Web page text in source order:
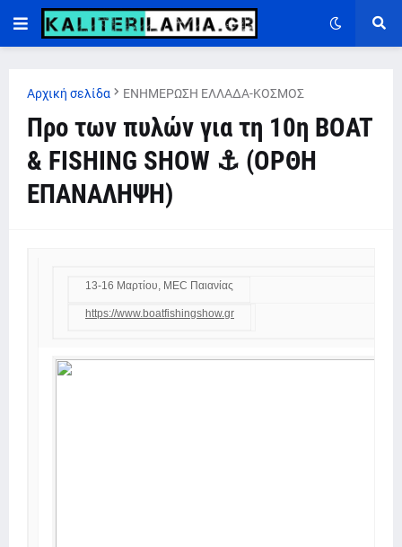
Αρχική σελίδα ΕΝΗΜΕΡΩΣΗ ΕΛΛΑΔΑ-ΚΟΣΜΟΣ
Προ των πυλών για τη 10η BOAT
& FISHING SHOW ⚓ (ΟΡΘΗ
ΕΠΑΝΑΛΗΨΗ)
13-16 Μαρτίου, MEC Παιανίας
https://www.boatfishingshow.gr